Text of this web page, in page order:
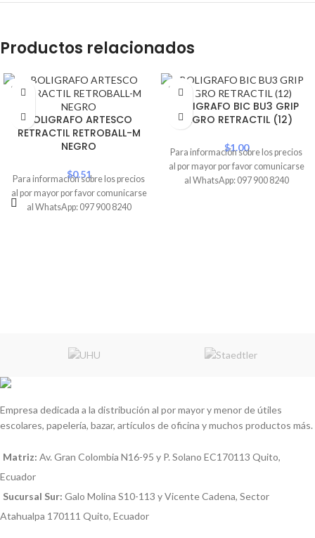
Productos relacionados
SOLD
OUT
BOLIGRAFO ARTESCO
RETRACTIL RETROBALL-M
NEGRO
$0.51
Para información sobre los precios
al por mayor por favor comunicarse
al WhatsApp: 097 900 8240
SOLD
OUT
PROMO
BOLIGRAFO BIC BU3 GRIP
NEGRO RETRACTIL (12)
$1.00
Para información sobre los precios
al por mayor por favor comunicarse
al WhatsApp: 097 900 8240
Empresa dedicada a la distribución al por mayor y menor de útiles
escolares, papelería, bazar, artículos de oficina y muchos productos más.
Matriz: Av. Gran Colombia N16-95 y P. Solano EC170113 Quito,
Ecuador
Sucursal Sur: Galo Molina S10-113 y Vicente Cadena, Sector
Atahualpa 170111 Quito, Ecuador